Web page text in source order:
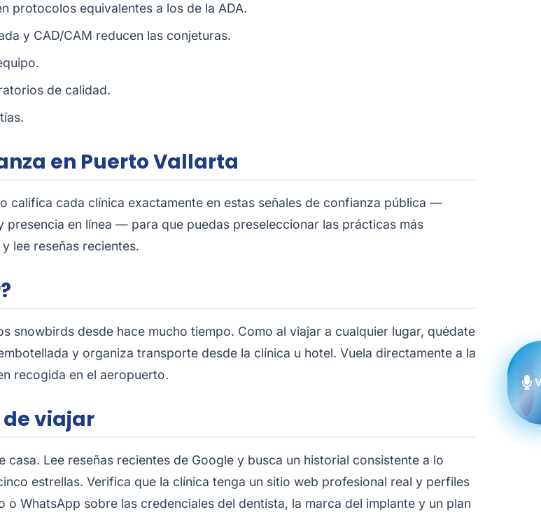
protocolos equivalentes a los de la ADA.
y CAD/CAM reducen las conjeturas.
de calidad.
en Puerto Vallarta
califica cada clínica exactamente en estas señales de confianza pública —
en línea — para que puedas preseleccionar las prácticas más
lee reseñas recientes.
snowbirds desde hace mucho tiempo. Como al viajar a cualquier lugar, quédate
y organiza transporte desde la clínica u hotel. Vuela directamente a la
recogida en el aeropuerto.
viajar
Lee reseñas recientes de Google y busca un historial consistente a lo
estrellas. Verifica que la clínica tenga un sitio web profesional real y perfiles
WhatsApp sobre las credenciales del dentista, la marca del implante y un plan